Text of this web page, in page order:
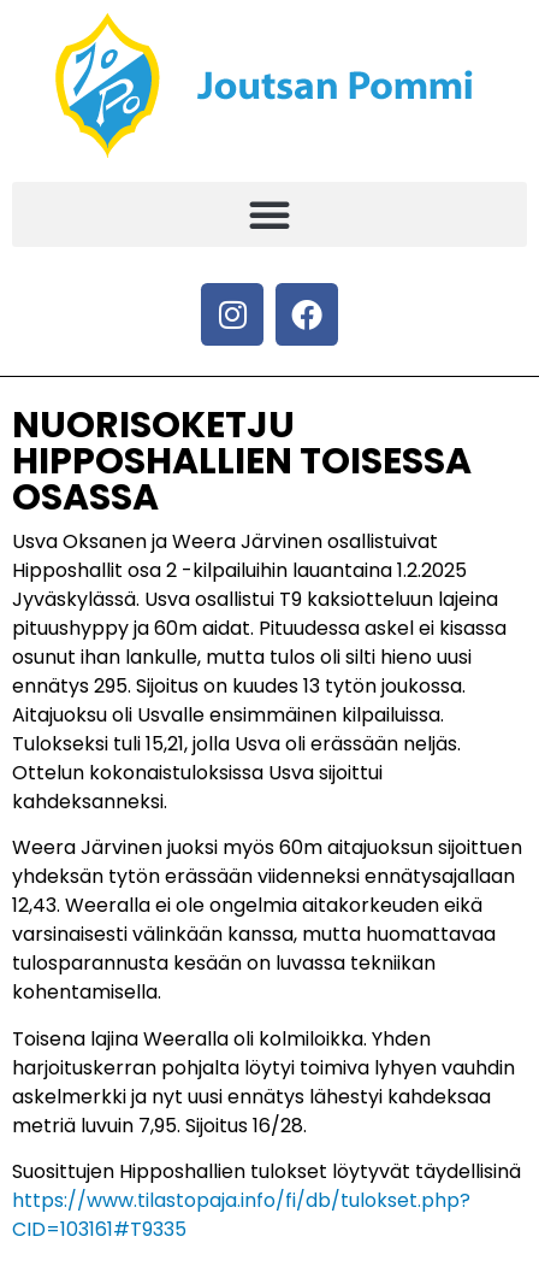
NUORISOKETJU
HIPPOSHALLIEN TOISESSA
OSASSA
Usva Oksanen ja Weera Järvinen osallistuivat
Hipposhallit osa 2 -kilpailuihin lauantaina 1.2.2025
Jyväskylässä. Usva osallistui T9 kaksiotteluun lajeina
pituushyppy ja 60m aidat. Pituudessa askel ei kisassa
osunut ihan lankulle, mutta tulos oli silti hieno uusi
ennätys 295. Sijoitus on kuudes 13 tytön joukossa.
Aitajuoksu oli Usvalle ensimmäinen kilpailuissa.
Tulokseksi tuli 15,21, jolla Usva oli erässään neljäs.
Ottelun kokonaistuloksissa Usva sijoittui
kahdeksanneksi.
Weera Järvinen juoksi myös 60m aitajuoksun sijoittuen
yhdeksän tytön erässään viidenneksi ennätysajallaan
12,43. Weeralla ei ole ongelmia aitakorkeuden eikä
varsinaisesti välinkään kanssa, mutta huomattavaa
tulosparannusta kesään on luvassa tekniikan
kohentamisella.
Toisena lajina Weeralla oli kolmiloikka. Yhden
harjoituskerran pohjalta löytyi toimiva lyhyen vauhdin
askelmerkki ja nyt uusi ennätys lähestyi kahdeksaa
metriä luvuin 7,95. Sijoitus 16/28.
Suosittujen Hipposhallien tulokset löytyvät täydellisinä
https://www.tilastopaja.info/fi/db/tulokset.php?
CID=103161#T9335